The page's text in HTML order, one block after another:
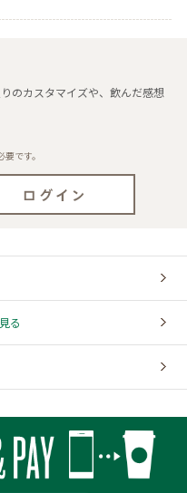
のカスタマイズや、飲んだ感想
です。
る